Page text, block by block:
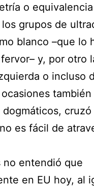
o
grupos de
blanco –que lo
y, por otro
o incluso
cruzó
es fácil de
no entendió que
en EU hoy, al